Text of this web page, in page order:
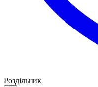
Роздільник